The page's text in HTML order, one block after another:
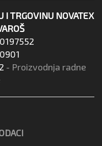
I TRGOVINU NOVATEX
- Proizvodnja radne